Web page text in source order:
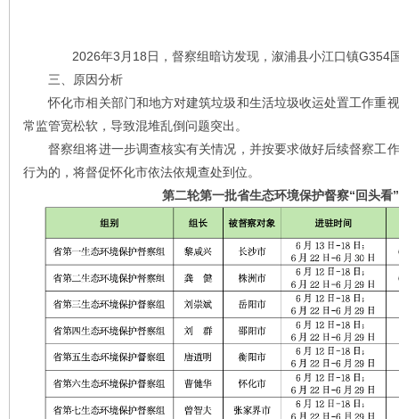
2026年3月18日，督察组暗访发现，溆浦县小江口镇G354
三、原因分析
怀化市相关部门和地方对建筑垃圾和生活垃圾收运处置工作重
常监管宽松软，导致混堆乱倒问题突出。
督察组将进一步调查核实有关情况，并按要求做好后续督察工
行为的，将督促怀化市依法依规查处到位。
第二轮第一批省生态环境保护督察“回头看